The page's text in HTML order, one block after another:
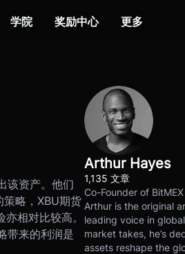
学院 奖励中心 更多
该资产。他们
略，XBU期货
相对比较高。
带来的利润是
Arthur Hayes
1,135 文章
Co-Founder of BitMEX
Arthur is the original
leading voice in
market takes, he’s
assets reshape the